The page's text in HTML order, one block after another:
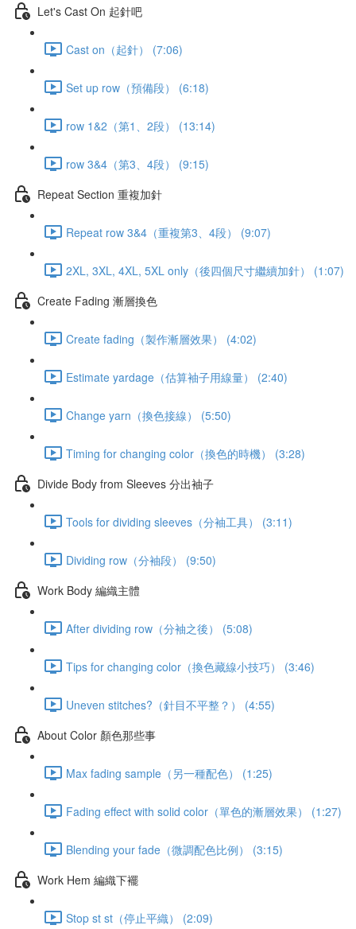
Let's Cast On 起針吧
Cast on（起針） (7:06)
Set up row（預備段） (6:18)
row 1&2（第1、2段） (13:14)
row 3&4（第3、4段） (9:15)
Repeat Section 重複加針
Repeat row 3&4（重複第3、4段） (9:07)
2XL, 3XL, 4XL, 5XL only（後四個尺寸繼續加針） (1:07)
Create Fading 漸層換色
Create fading（製作漸層效果） (4:02)
Estimate yardage（估算袖子用線量） (2:40)
Change yarn（換色接線） (5:50)
Timing for changing color（換色的時機） (3:28)
Divide Body from Sleeves 分出袖子
Tools for dividing sleeves（分袖工具） (3:11)
Dividing row（分袖段） (9:50)
Work Body 編織主體
After dividing row（分袖之後） (5:08)
Tips for changing color（換色藏線小技巧） (3:46)
Uneven stitches?（針目不平整？） (4:55)
About Color 顏色那些事
Max fading sample（另一種配色） (1:25)
Fading effect with solid color（單色的漸層效果） (1:27)
Blending your fade（微調配色比例） (3:15)
Work Hem 編織下襬
Stop st st（停止平織） (2:09)